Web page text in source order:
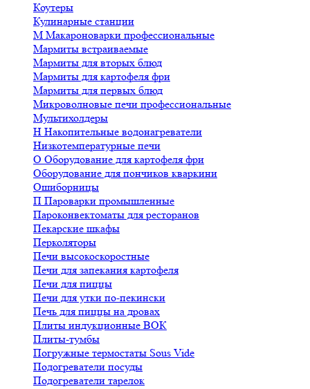
Коутеры
Кулинарные станции
М Макароноварки профессиональные
Мармиты встраиваемые
Мармиты для вторых блюд
Мармиты для картофеля фри
Мармиты для первых блюд
Микроволновые печи профессиональные
Мультихолдеры
Н Накопительные водонагреватели
Низкотемпературные печи
О Оборудование для картофеля фри
Оборудование для пончиков кваркини
Ошиборницы
П Пароварки промышленные
Пароконвектоматы для ресторанов
Пекарские шкафы
Перколяторы
Печи высокоскоростные
Печи для запекания картофеля
Печи для пиццы
Печи для утки по-пекински
Печь для пиццы на дровах
Плиты индукционные ВОК
Плиты-тумбы
Погружные термостаты Sous Vide
Подогреватели посуды
Подогреватели тарелок